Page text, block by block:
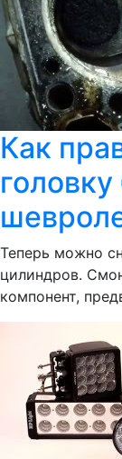
Как
Теперь можно
цилиндров.
компонент,